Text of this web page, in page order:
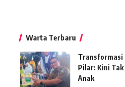
Warta Terbaru
Transformasi
Pilar: Kini Tak
Anak